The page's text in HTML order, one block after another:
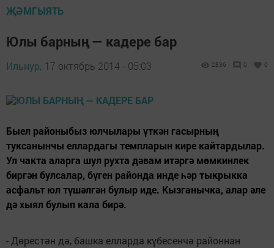
ҖӘМГЫЯТЬ
Юлы барның — кадере бар
Ильнур, 17 октябрь 2014 - 05:03 2836 0 0
Быел районыбыз юлчылары үткән гасырның
туксанынчы еллардагы темпларын кире кайтардылар.
Ул чакта аларга шул рухта дәвам итәргә мөмкинлек
биргән булсалар, бүген районда инде һәр тыкрыкка
асфальт юл түшәлгән булыр иде. Кызганычка, алар әле
дә хыял булып кала бирә.
- Дөрестән дә, башка елларда күбесенчә районнан